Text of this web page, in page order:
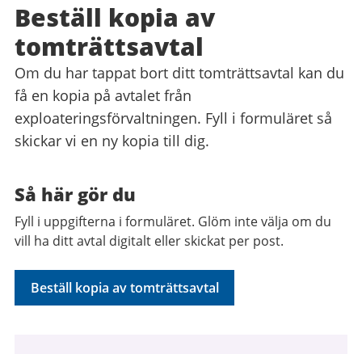
Beställ kopia av
tomträttsavtal
Om du har tappat bort ditt tomträttsavtal kan du
få en kopia på avtalet från
exploateringsförvaltningen. Fyll i formuläret så
skickar vi en ny kopia till dig.
Så här gör du
Fyll i uppgifterna i formuläret. Glöm inte välja om du
vill ha ditt avtal digitalt eller skickat per post.
Beställ kopia av tomträttsavtal